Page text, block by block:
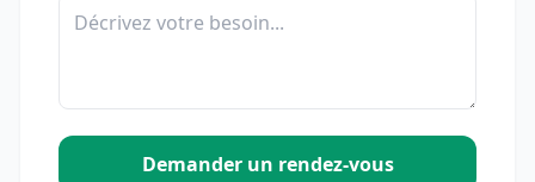
Demander un rendez-vous